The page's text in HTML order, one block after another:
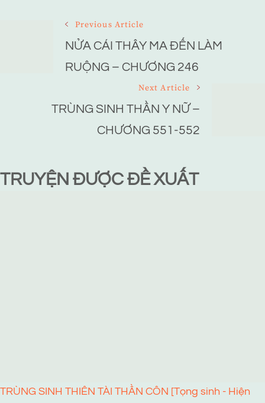
Navigation
Previous Article
NỬA CÁI THÂY MA ĐẾN LÀM
RUỘNG – CHƯƠNG 246
Next Article
TRÙNG SINH THẦN Y NỮ –
CHƯƠNG 551-552
TRUYỆN ĐƯỢC ĐỀ XUẤT
TRÙNG SINH THIÊN TÀI THẦN CÔN [Tọng sinh - Hiện